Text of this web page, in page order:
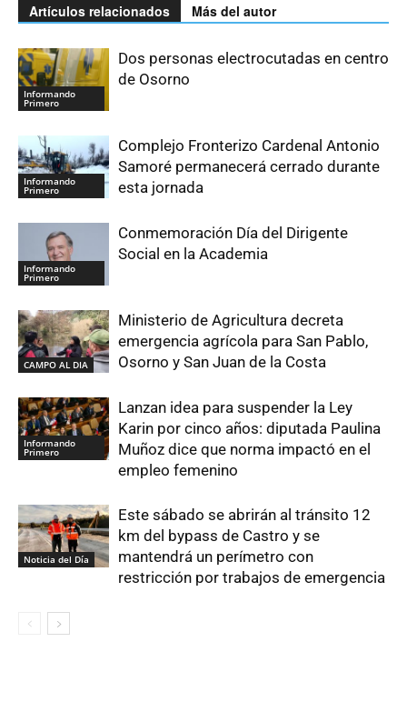
Artículos relacionados Más del autor
Informando
Primero
Dos personas electrocutadas en centro
de Osorno
Informando
Primero
Complejo Fronterizo Cardenal Antonio
Samoré permanecerá cerrado durante
esta jornada
Informando
Primero
Conmemoración Día del Dirigente
Social en la Academia
CAMPO AL DIA
Ministerio de Agricultura decreta
emergencia agrícola para San Pablo,
Osorno y San Juan de la Costa
Informando
Primero
Lanzan idea para suspender la Ley
Karin por cinco años: diputada Paulina
Muñoz dice que norma impactó en el
empleo femenino
Noticia del Día
Este sábado se abrirán al tránsito 12
km del bypass de Castro y se
mantendrá un perímetro con
restricción por trabajos de emergencia